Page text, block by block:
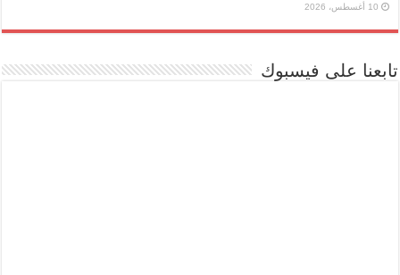
10 أغسطس، 2026
تابعنا على فيسبوك